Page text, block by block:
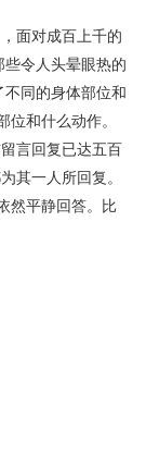
面对成百上千的
令人头晕眼热的
同的身体部位和
和什么动作。
言回复已达五百
其一人所回复。
然平静回答。比